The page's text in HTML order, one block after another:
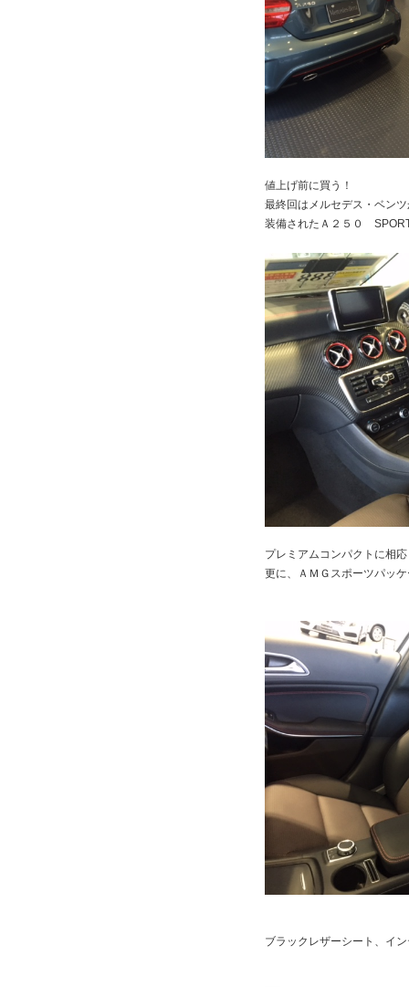
値上げ前に買う！
最終回はメルセデス・ベン
装備されたＡ２５０
プレミアムコンパクトに相
更に、ＡＭＧスポーツパッ
ブラックレザーシート、イ